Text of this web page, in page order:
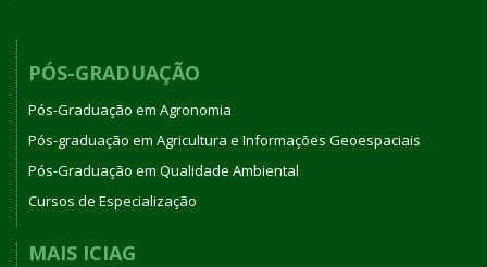
PÓS-GRADUAÇÃO
Pós-Graduação em Agronomia
Pós-graduação em Agricultura e Informações Geoespaciais
Pós-Graduação em Qualidade Ambiental
Cursos de Especialização
MAIS ICIAG